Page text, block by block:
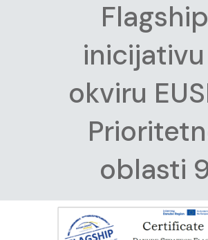
Flagship
okviru
oblasti